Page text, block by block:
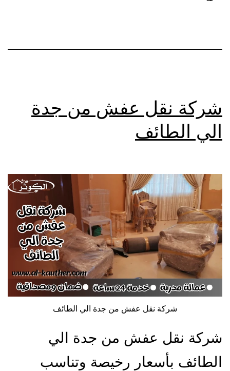
شركة نقل عفش من جدة
الي الطائف
شركة نقل عفش من جدة الي الطائف
شركة نقل عفش من جدة الي
الطائف بأسعار رخيصة وتناسب